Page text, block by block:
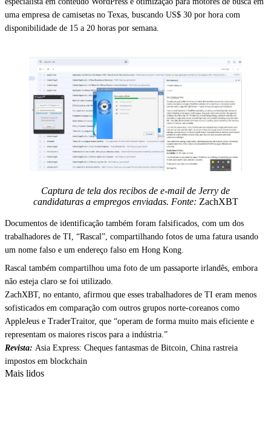
uma empresa de camisetas no Texas, buscando US$ 30 por hora com
disponibilidade de 15 a 20 horas por semana.
Captura de tela dos recibos de e-mail de Jerry de
candidaturas a empregos enviadas. Fonte: ZachXBT
Documentos de identificação também foram falsificados, com um dos
trabalhadores de TI, “Rascal”, compartilhando fotos de uma fatura usando
um nome falso e um endereço falso em Hong Kong.
Rascal também compartilhou uma foto de um passaporte irlandês, embora
não esteja claro se foi utilizado.
ZachXBT, no entanto, afirmou que esses trabalhadores de TI eram menos
sofisticados em comparação com outros grupos norte-coreanos como
AppleJeus e TraderTraitor, que “operam de forma muito mais eficiente e
representam os maiores riscos para a indústria.”
Revista: Asia Express: Cheques fantasmas de Bitcoin, China rastreia
impostos em blockchain
Mais lidos